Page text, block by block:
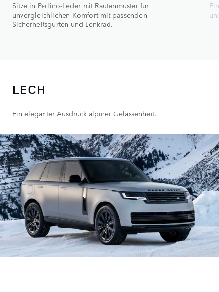
Sitze in Perlino-Leder mit Rautenmuster für
unvergleichlichen Komfort mit passenden
Sicherheitsgurten und Lenkrad.
LECH
Ein eleganter Ausdruck alpiner Gelassenheit.